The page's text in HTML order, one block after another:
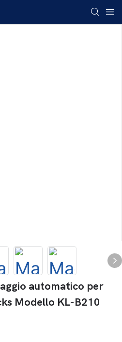
automatico per
Modello KL-B210